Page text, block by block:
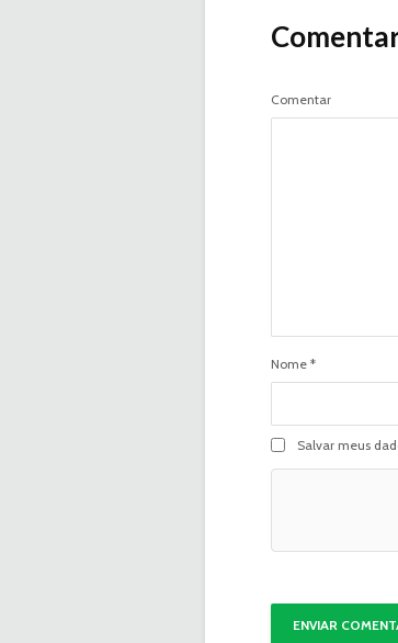
Comentar
Nome *
Salvar meus